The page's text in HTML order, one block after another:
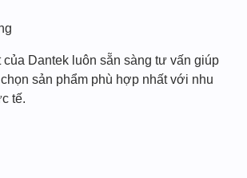
Dantek luôn sẵn sàng tư vấn giúp
sản phẩm phù hợp nhất với nhu
tế.